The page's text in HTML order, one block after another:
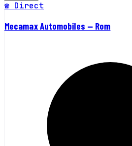
☎ Direct
Mecamax Automobiles — Rom